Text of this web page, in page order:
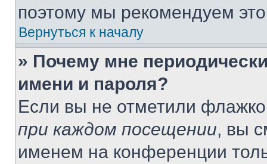
поэтому мы рекомендуем
Вернуться к началу
» Почему мне
имени и пароля?
Если вы не отметили
при каждом посещении, вы
именем на конференции